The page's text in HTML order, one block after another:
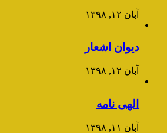
آبان ۱۲, ۱۳۹۸
دیوان اشعار
آبان ۱۲, ۱۳۹۸
الهی نامه
آبان ۱۱, ۱۳۹۸